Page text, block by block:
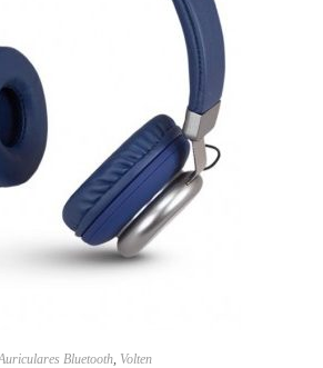
Bluetooth, Volten